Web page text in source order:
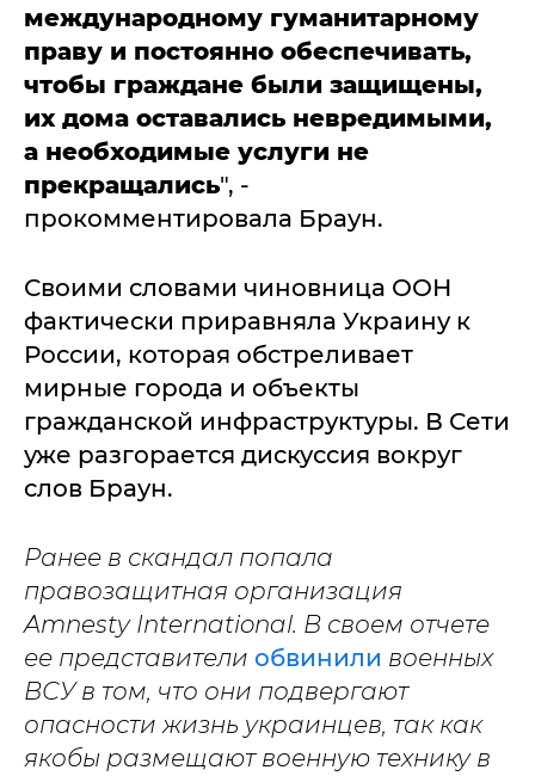
международному гуманитарному
праву и постоянно обеспечивать,
чтобы граждане были защищены,
их дома оставались невредимыми,
а необходимые услуги не
прекращались", -
прокомментировала Браун.
Своими словами чиновница ООН
фактически приравняла Украину к
России, которая обстреливает
мирные города и объекты
гражданской инфраструктуры. В Сети
уже разгорается дискуссия вокруг
слов Браун.
Ранее в скандал попала
правозащитная организация
Amnesty International. В своем отчете
ее представители обвинили военных
ВСУ в том, что они подвергают
опасности жизнь украинцев, так как
якобы размещают военную технику в